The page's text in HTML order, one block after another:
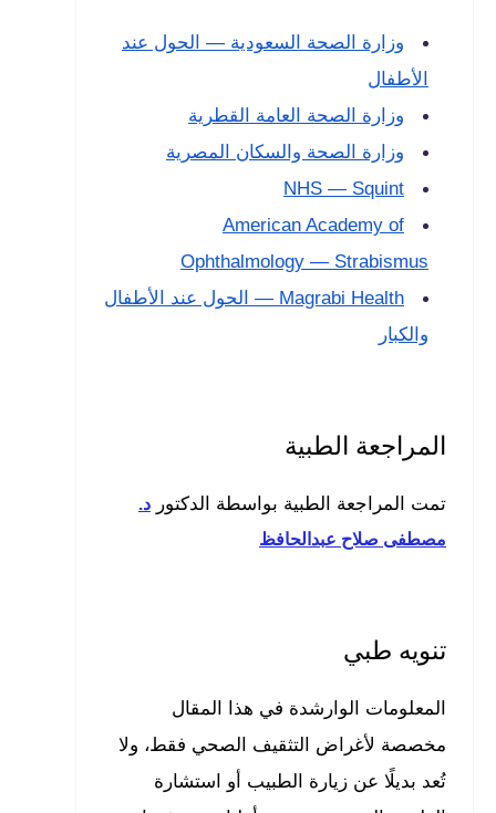
وزارة الصحة السعودية — الحول عند
الأطفال
وزارة الصحة العامة القطرية
وزارة الصحة والسكان المصرية
NHS — Squint
American Academy of
Ophthalmology — Strabismus
Magrabi Health — الحول عند الأطفال
والكبار
المراجعة الطبية
تمت المراجعة الطبية بواسطة الدكتور د.
مصطفى صلاح عبدالحافظ
تنويه طبي
المعلومات الوارشدة في هذا المقال
مخصصة لأغراض التثقيف الصحي فقط، ولا
تُعد بديلًا عن زيارة الطبيب أو استشارة